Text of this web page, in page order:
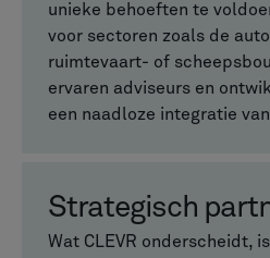
unieke behoeften te
voor sectoren zoals de
ruimtevaart- of
ervaren adviseurs en
een naadloze integratie
Strategisch
Wat CLEVR onderscheidt,